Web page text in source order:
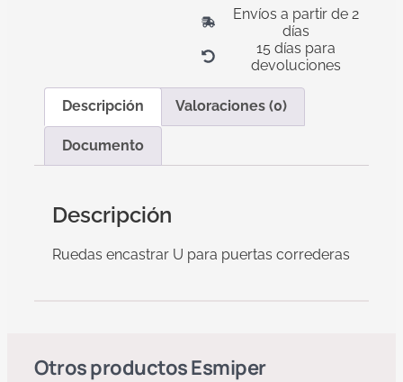
Envíos a partir de 2
días
15 días para
devoluciones
Descripción Valoraciones (0)
Documento
Descripción
Ruedas encastrar U para puertas correderas
Otros productosEsmiper